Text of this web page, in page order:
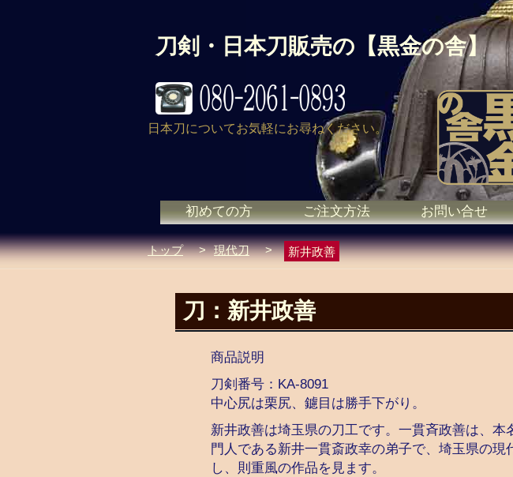
刀剣・日本刀販売の 【黒金の舎】
日本刀についてお気軽にお尋ねください。
お問い合せ
ご注文方法
初めての方
トップ > 現代刀 > 新井政善
刀：新井政善
商品説明
刀剣番号： KA-8091
中心尻は栗尻、鑢目は勝手下がり。
新井政善は埼玉県の刀工です。一貫斉政善は、
門人である新井一貫斎政幸の弟子で、埼玉県の現
し、則重風の作品を見ます。